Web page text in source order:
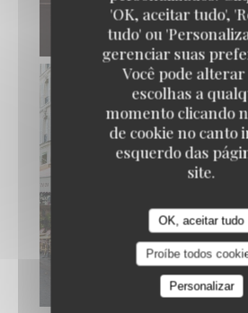
'OK, aceitar tudo',
tudo' ou
gerenciar suas
Você pode alterar
escolhas a
momento clicando
de cookie no canto
esquerdo das
site.
OK, aceitar tudo
Proíbe todos
Personalizar